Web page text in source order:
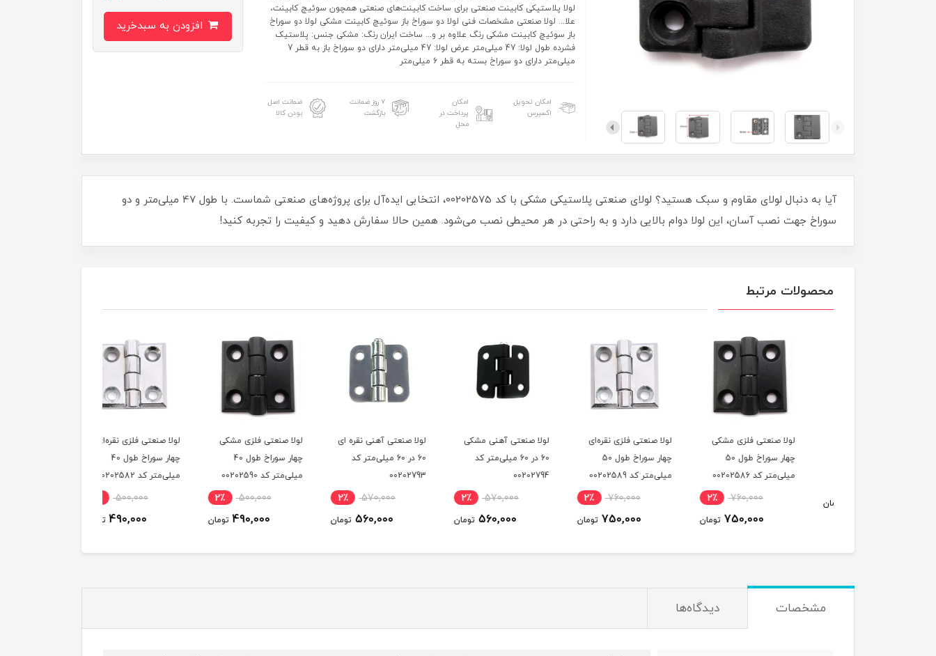
لولا پلاستیکی کابینت صنعتی برای ساخت کابینت‌های صنعتی همچون سوئیچ کابینت،
علا... لولا صنعتی مشخصات فنی لولا دو سوراخ باز سوئیچ کابینت مشکی لولا دو سوراخ
باز سوئیچ کابینت مشکی رنگ علاوه بر و... ساخت ایران رنگ: مشکی جنس: پلاستیک
فشرده طول لولا: 47 میلی‌متر عرض لولا: 47 میلی‌متر دارای دو سوراخ باز به قطر 7
میلی‌متر دارای دو سوراخ بسته به قطر 6 میلی‌متر
امکان تحویل
اکسپرس
امکان
پرداخت در
محل
۷ روز ضمانت
بازگشت
ضمانت اصل
بودن کالا
آیا به دنبال لولای مقاوم و سبک هستید؟ لولای صنعتی پلاستیکی مشکی با کد 00202575، انتخابی ایده‌آل برای پروژه‌های صنعتی شماست. با طول 47 میلی‌متر و دو
سوراخ جهت نصب آسان، این لولا دوام بالایی دارد و به راحتی در هر محیطی نصب می‌شود. همین حالا سفارش دهید و کیفیت را تجربه کنید!
محصولات مرتبط
لولا صنعتی فلزی مشکی
چهار سوراخ طول 50
میلی‌متر کد 00202586
760,000 2٪
750,000 تومان
لولا صنعتی فلزی نقره‌ای
چهار سوراخ طول 50
میلی‌متر کد 00202589
760,000 2٪
750,000 تومان
لولا صنعتی آهنی مشکی
60 در 60 میلی‌متر کد
00202794
570,000 2٪
560,000 تومان
لولا صنعتی آهنی نقره ای
60 در 60 میلی‌متر کد
00202793
570,000 2٪
560,000 تومان
لولا صنعتی فلزی مشکی
چهار سوراخ طول 40
میلی‌متر کد 00202590
500,000 2٪
490,000 تومان
لولا صنعتی فلزی نقره‌ای
چهار سوراخ طول 40
میلی‌متر کد 00202582
500,000 2٪
490,000 تومان
مشخصات دیدگاه‌ها